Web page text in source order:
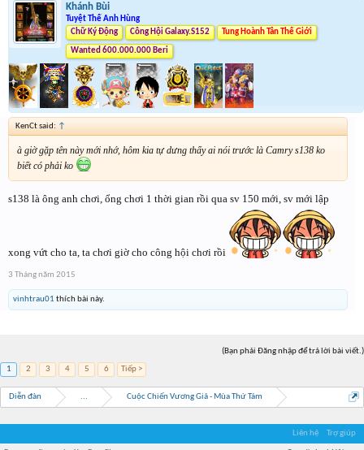
Khánh Bùi
Tuyệt Thế Anh Hùng
Chữ Ký Động
Công Hội Galaxy.S152 Tung Hoành Tân Thế Giới
Wanted 600.000.000 Beri
KenCt said: ↑
à giờ gặp tên này mới nhớ, hôm kia tự dưng thấy ai nói trước là Camry s138 ko
biết có phải ko
s138 là ông anh chơi, ổng chơi 1 thời gian rồi qua sv 150 mới, sv mới lập
xong vứt cho ta, ta chơi giờ cho công hội chơi rồi
3 Tháng năm 2015
vinhtrau01 thích bài này.
(Bạn phải Đăng nhập để trả lời bài viết.)
1
2 3 4 5 6 Tiếp >
Diễn đàn ... Cuộc Chiến Vương Giả - Mùa Thứ Tám
Liên hệ Trợ giúp